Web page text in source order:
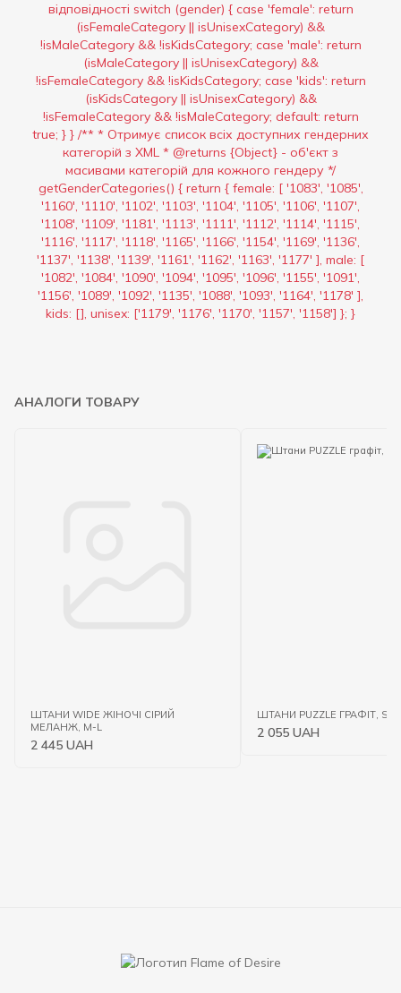
відповідності switch (gender) { case 'female': return
(isFemaleCategory || isUnisexCategory) &&
!isMaleCategory && !isKidsCategory; case 'male': return
(isMaleCategory || isUnisexCategory) &&
!isFemaleCategory && !isKidsCategory; case 'kids': return
(isKidsCategory || isUnisexCategory) &&
!isFemaleCategory && !isMaleCategory; default: return
true; } } /** * Отримує список всіх доступних гендерних
категорій з XML * @returns {Object} - об'єкт з
масивами категорій для кожного гендеру */
getGenderCategories() { return { female: [ '1083', '1085',
'1160', '1110', '1102', '1103', '1104', '1105', '1106', '1107',
'1108', '1109', '1181', '1113', '1111', '1112', '1114', '1115',
'1116', '1117', '1118', '1165', '1166', '1154', '1169', '1136',
'1137', '1138', '1139', '1161', '1162', '1163', '1177' ], male: [
'1082', '1084', '1090', '1094', '1095', '1096', '1155', '1091',
'1156', '1089', '1092', '1135', '1088', '1093', '1164', '1178' ],
kids: [], unisex: ['1179', '1176', '1170', '1157', '1158'] }; }
АНАЛОГИ ТОВАРУ
ШТАНИ WIDE ЖІНОЧІ СІРИЙ
МЕЛАНЖ, M-L
2 445 UAH
ШТАНИ PUZZLE ГРАФІТ, S
2 055 UAH